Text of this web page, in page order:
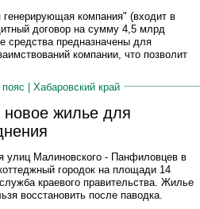
компания" (входит в
договор на сумму 4,5 млрд
средства предназначены для
компании, что позволит
| Хабаровский край
новое жилье для
улиц Малиновского - Панфиловцев в
городок на площади 14
краевого правительства. Жилье
восстановить после паводка.